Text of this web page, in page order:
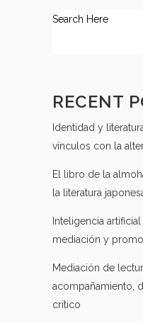
Search Here
RECENT
Identidad y
vínculos con la
El libro de la
la literatura
Inteligencia
mediación y
Mediación de
acompañamiento,
crítico